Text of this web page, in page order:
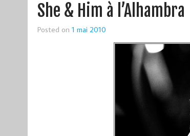
She & Him à l’Alhambra
Posted on 1 mai 2010